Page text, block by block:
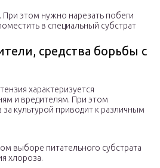
этом нужно нарезать побеги
в специальный субстрат
средства борьбы с
характеризуется
и вредителям. При этом
культурой приводит к различным
выборе питательного субстрата
хлороза.